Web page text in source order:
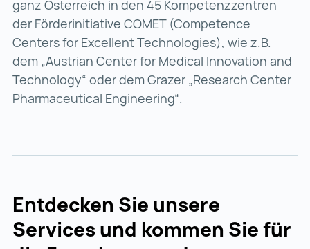
ganz Österreich in den 45 Kompetenzzentren
der Förderinitiative COMET (Competence
Centers for Excellent Technologies), wie z.B.
dem „Austrian Center for Medical Innovation and
Technology“ oder dem Grazer „Research Center
Pharmaceutical Engineering“.
Entdecken Sie unsere
Services und kommen Sie für